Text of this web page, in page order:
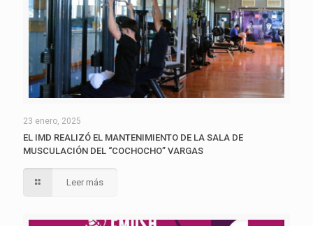
23 enero, 2025
EL IMD REALIZÓ EL MANTENIMIENTO DE LA SALA DE
MUSCULACIÓN DEL “COCHOCHO” VARGAS
Leer más